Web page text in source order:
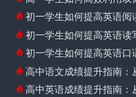
初一学生如何提高英语
初一学生如何提高英语
初一学生如何提高英语口
高中语文成绩提升指南
高中英语成绩提升指南